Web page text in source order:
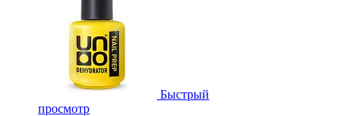
Быстрый
просмотр